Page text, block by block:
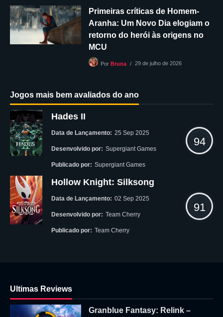
Primeiras críticas de Homem-
Aranha: Um Novo Dia elogiam o
retorno do herói às origens no
MCU
PorBruna 29 de julho de 2026
Jogos mais bem avaliados do ano
Hades II
Data de Lançamento: 25 Sep 2025
Desenvolvido por: Supergiant Games
Publicado por: Supergiant Games
94
Hollow Knight: Silksong
Data de Lançamento: 02 Sep 2025
Desenvolvido por: Team Cherry
Publicado por: Team Cherry
91
Ultimas Reviews
Granblue Fantasy: Relink –